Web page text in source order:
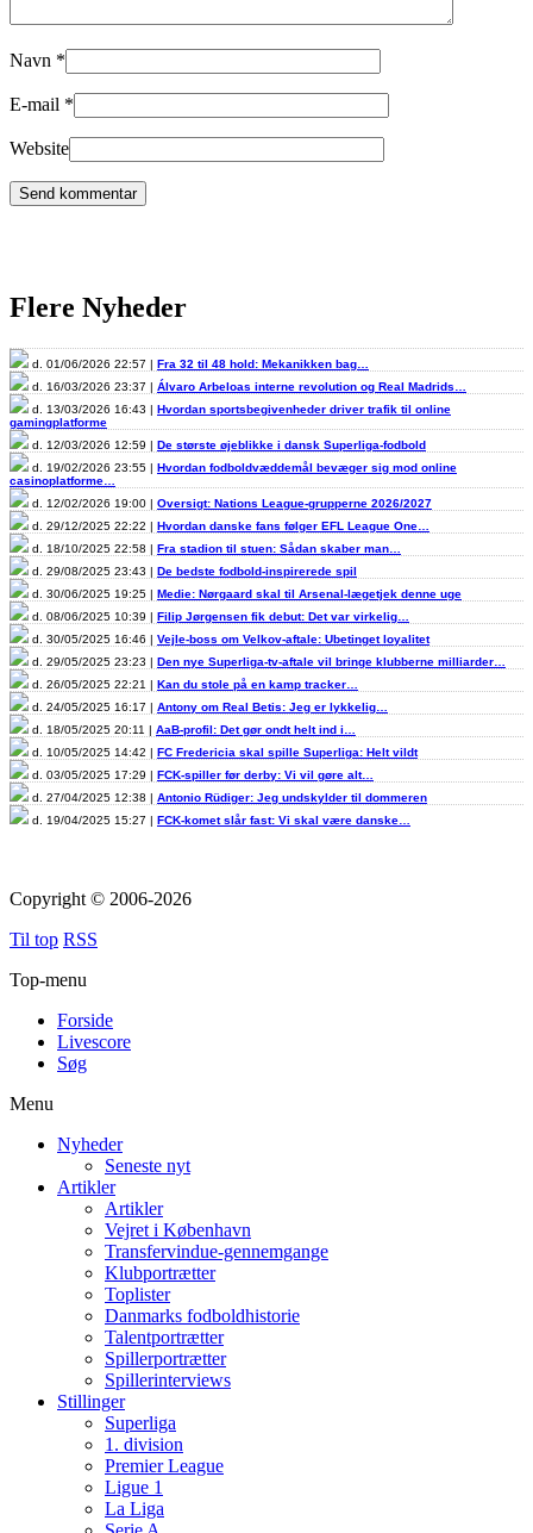
Navn *
E-mail *
Website
Flere Nyheder
d. 01/06/2026 22:57 | Fra 32 til 48 hold: Mekanikken bag…
d. 16/03/2026 23:37 | Álvaro Arbeloas interne revolution og Real Madrids…
d. 13/03/2026 16:43 | Hvordan sportsbegivenheder driver trafik til online
gamingplatforme
d. 12/03/2026 12:59 | De største øjeblikke i dansk Superliga-fodbold
d. 19/02/2026 23:55 | Hvordan fodboldvæddemål bevæger sig mod online
casinoplatforme…
d. 12/02/2026 19:00 | Oversigt: Nations League-grupperne 2026/2027
d. 29/12/2025 22:22 | Hvordan danske fans følger EFL League One…
d. 18/10/2025 22:58 | Fra stadion til stuen: Sådan skaber man…
d. 29/08/2025 23:43 | De bedste fodbold-inspirerede spil
d. 30/06/2025 19:25 | Medie: Nørgaard skal til Arsenal-lægetjek denne uge
d. 08/06/2025 10:39 | Filip Jørgensen fik debut: Det var virkelig…
d. 30/05/2025 16:46 | Vejle-boss om Velkov-aftale: Ubetinget loyalitet
d. 29/05/2025 23:23 | Den nye Superliga-tv-aftale vil bringe klubberne milliarder…
d. 26/05/2025 22:21 | Kan du stole på en kamp tracker…
d. 24/05/2025 16:17 | Antony om Real Betis: Jeg er lykkelig…
d. 18/05/2025 20:11 | AaB-profil: Det gør ondt helt ind i…
d. 10/05/2025 14:42 | FC Fredericia skal spille Superliga: Helt vildt
d. 03/05/2025 17:29 | FCK-spiller før derby: Vi vil gøre alt…
d. 27/04/2025 12:38 | Antonio Rüdiger: Jeg undskylder til dommeren
d. 19/04/2025 15:27 | FCK-komet slår fast: Vi skal være danske…
Copyright © 2006-2026
Til top RSS
Top-menu
Forside
Livescore
Søg
Menu
Nyheder
Seneste nyt
Artikler
Artikler
Vejret i København
Transfervindue-gennemgange
Klubportrætter
Toplister
Danmarks fodboldhistorie
Talentportrætter
Spillerportrætter
Spillerinterviews
Stillinger
Superliga
1. division
Premier League
Ligue 1
La Liga